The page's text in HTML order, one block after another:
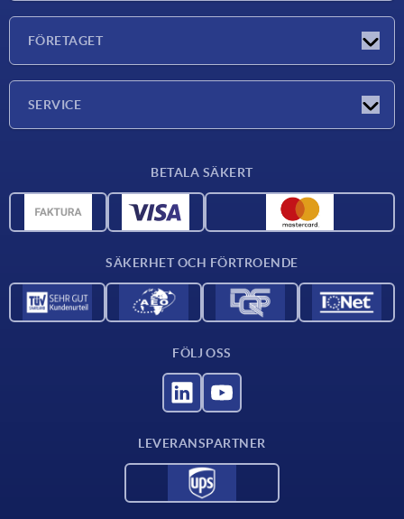
FÖRETAGET
SERVICE
CAD-data
BETALA SÄKERT
SÄKERHET OCH FÖRTROENDE
FÖLJ OSS
LEVERANSPARTNER